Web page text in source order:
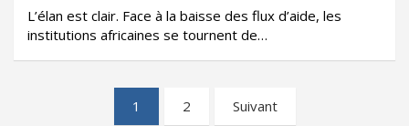
L’élan est clair. Face à la baisse des flux d’aide, les
institutions africaines se tournent de…
1 2 Suivant